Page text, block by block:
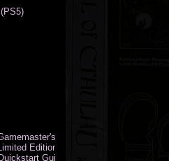
Toolkit & Dice
Edition
Guide (PDF)